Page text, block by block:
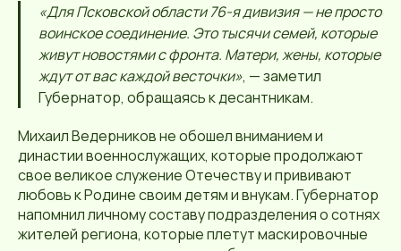
«Для Псковской области 76-я дивизия — не просто
воинское соединение. Это тысячи семей, которые
живут новостями с фронта. Матери, жены, которые
ждут от вас каждой весточки», — заметил
Губернатор, обращаясь к десантникам.
Михаил Ведерников не обошел вниманием и
династии военнослужащих, которые продолжают
свое великое служение Отечеству и прививают
любовь к Родине своим детям и внукам. Губернатор
напомнил личному составу подразделения о сотнях
жителей региона, которые плетут маскировочные